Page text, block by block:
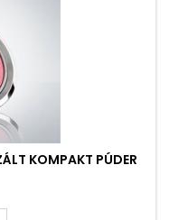
KOMPAKT PÚDER